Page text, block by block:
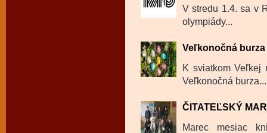
V stredu 1.4. sa v
olympiády...
Veľkonočná burza
K sviatkom Veľkej
Veľkonočná burza...
ČITATEĽSKÝ
Marec mesiac